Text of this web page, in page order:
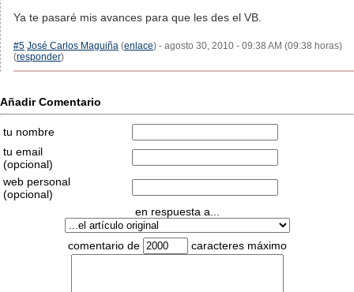
Ya te pasaré mis avances para que les des el VB.
#5 José Carlos Maguiña (enlace) - agosto 30, 2010 - 09:38 AM (09:38 horas)
(responder)
Añadir Comentario
tu nombre
tu email
(opcional)
web personal
(opcional)
en respuesta a...
comentario de caracteres máximo